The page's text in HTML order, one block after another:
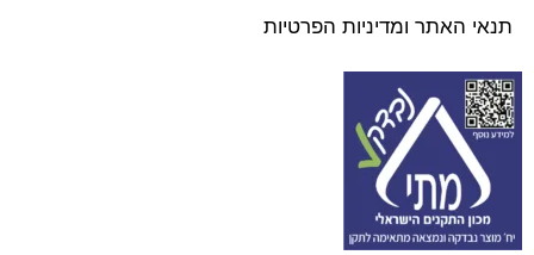
תנאי האתר ומדיניות הפרטיות